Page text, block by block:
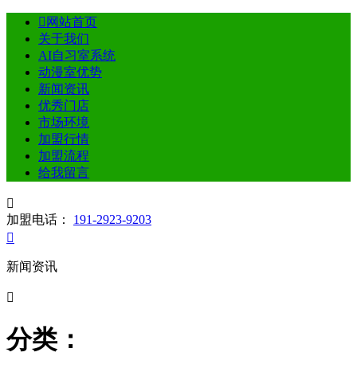
 网站首页
关于我们
AI自习室系统
动漫室优势
新闻资讯
优秀门店
市场环境
加盟行情
加盟流程
给我留言

加盟电话： 191-2923-9203

新闻资讯

分类：